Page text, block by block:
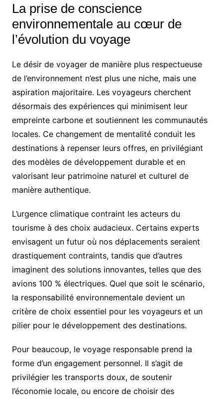
La prise de conscience
environnementale au cœur de
l’évolution du voyage
Le désir de voyager de manière plus respectueuse
de l’environnement n’est plus une niche, mais une
aspiration majoritaire. Les voyageurs cherchent
désormais des expériences qui minimisent leur
empreinte carbone et soutiennent les communautés
locales. Ce changement de mentalité conduit les
destinations à repenser leurs offres, en privilégiant
des modèles de développement durable et en
valorisant leur patrimoine naturel et culturel de
manière authentique.
L’urgence climatique contraint les acteurs du
tourisme à des choix audacieux. Certains experts
envisagent un futur où nos déplacements seraient
drastiquement contraints, tandis que d’autres
imaginent des solutions innovantes, telles que des
avions 100 % électriques. Quel que soit le scénario,
la responsabilité environnementale devient un
critère de choix essentiel pour les voyageurs et un
pilier pour le développement des destinations.
Pour beaucoup, le voyage responsable prend la
forme d’un engagement personnel. Il s’agit de
privilégier les transports doux, de soutenir
l’économie locale, ou encore de choisir des